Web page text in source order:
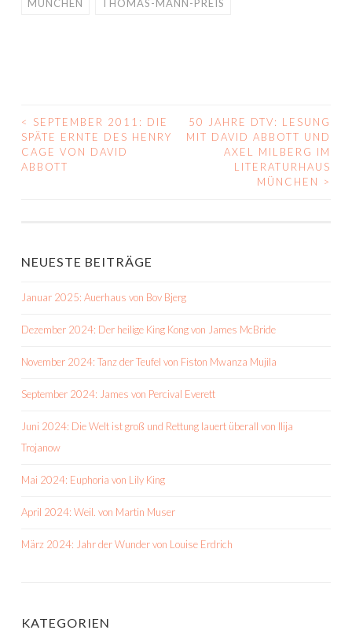
MÜNCHEN THOMAS-MANN-PREIS
BEITRAGS-
NAVIGATION
<
SEPTEMBER 2011: DIE
SPÄTE ERNTE DES HENRY
CAGE VON DAVID
ABBOTT
50 JAHRE DTV: LESUNG
MIT DAVID ABBOTT UND
AXEL MILBERG IM
LITERATURHAUS
MÜNCHEN
>
NEUESTE BEITRÄGE
Januar 2025: Auerhaus von Bov Bjerg
Dezember 2024: Der heilige King Kong von James McBride
November 2024: Tanz der Teufel von Fiston Mwanza Mujila
September 2024: James von Percival Everett
Juni 2024: Die Welt ist groß und Rettung lauert überall von Ilija
Trojanow
Mai 2024: Euphoria von Lily King
April 2024: Weil. von Martin Muser
März 2024: Jahr der Wunder von Louise Erdrich
KATEGORIEN